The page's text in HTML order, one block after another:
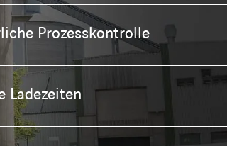
Prozesskontrolle
Ladezeiten